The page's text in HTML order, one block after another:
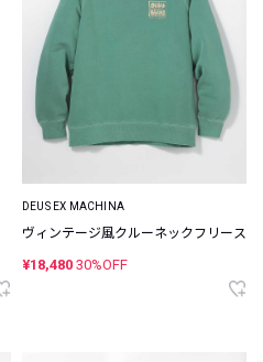
DEUS EX MACHINA
ヴィンテージ風クルーネックフリース
¥18,480 30%OFF